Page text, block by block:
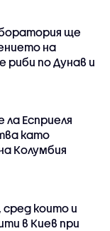
ще
на
риби по Дунав и
ла Есприеля
като
Колумбия
които и
в Киев при